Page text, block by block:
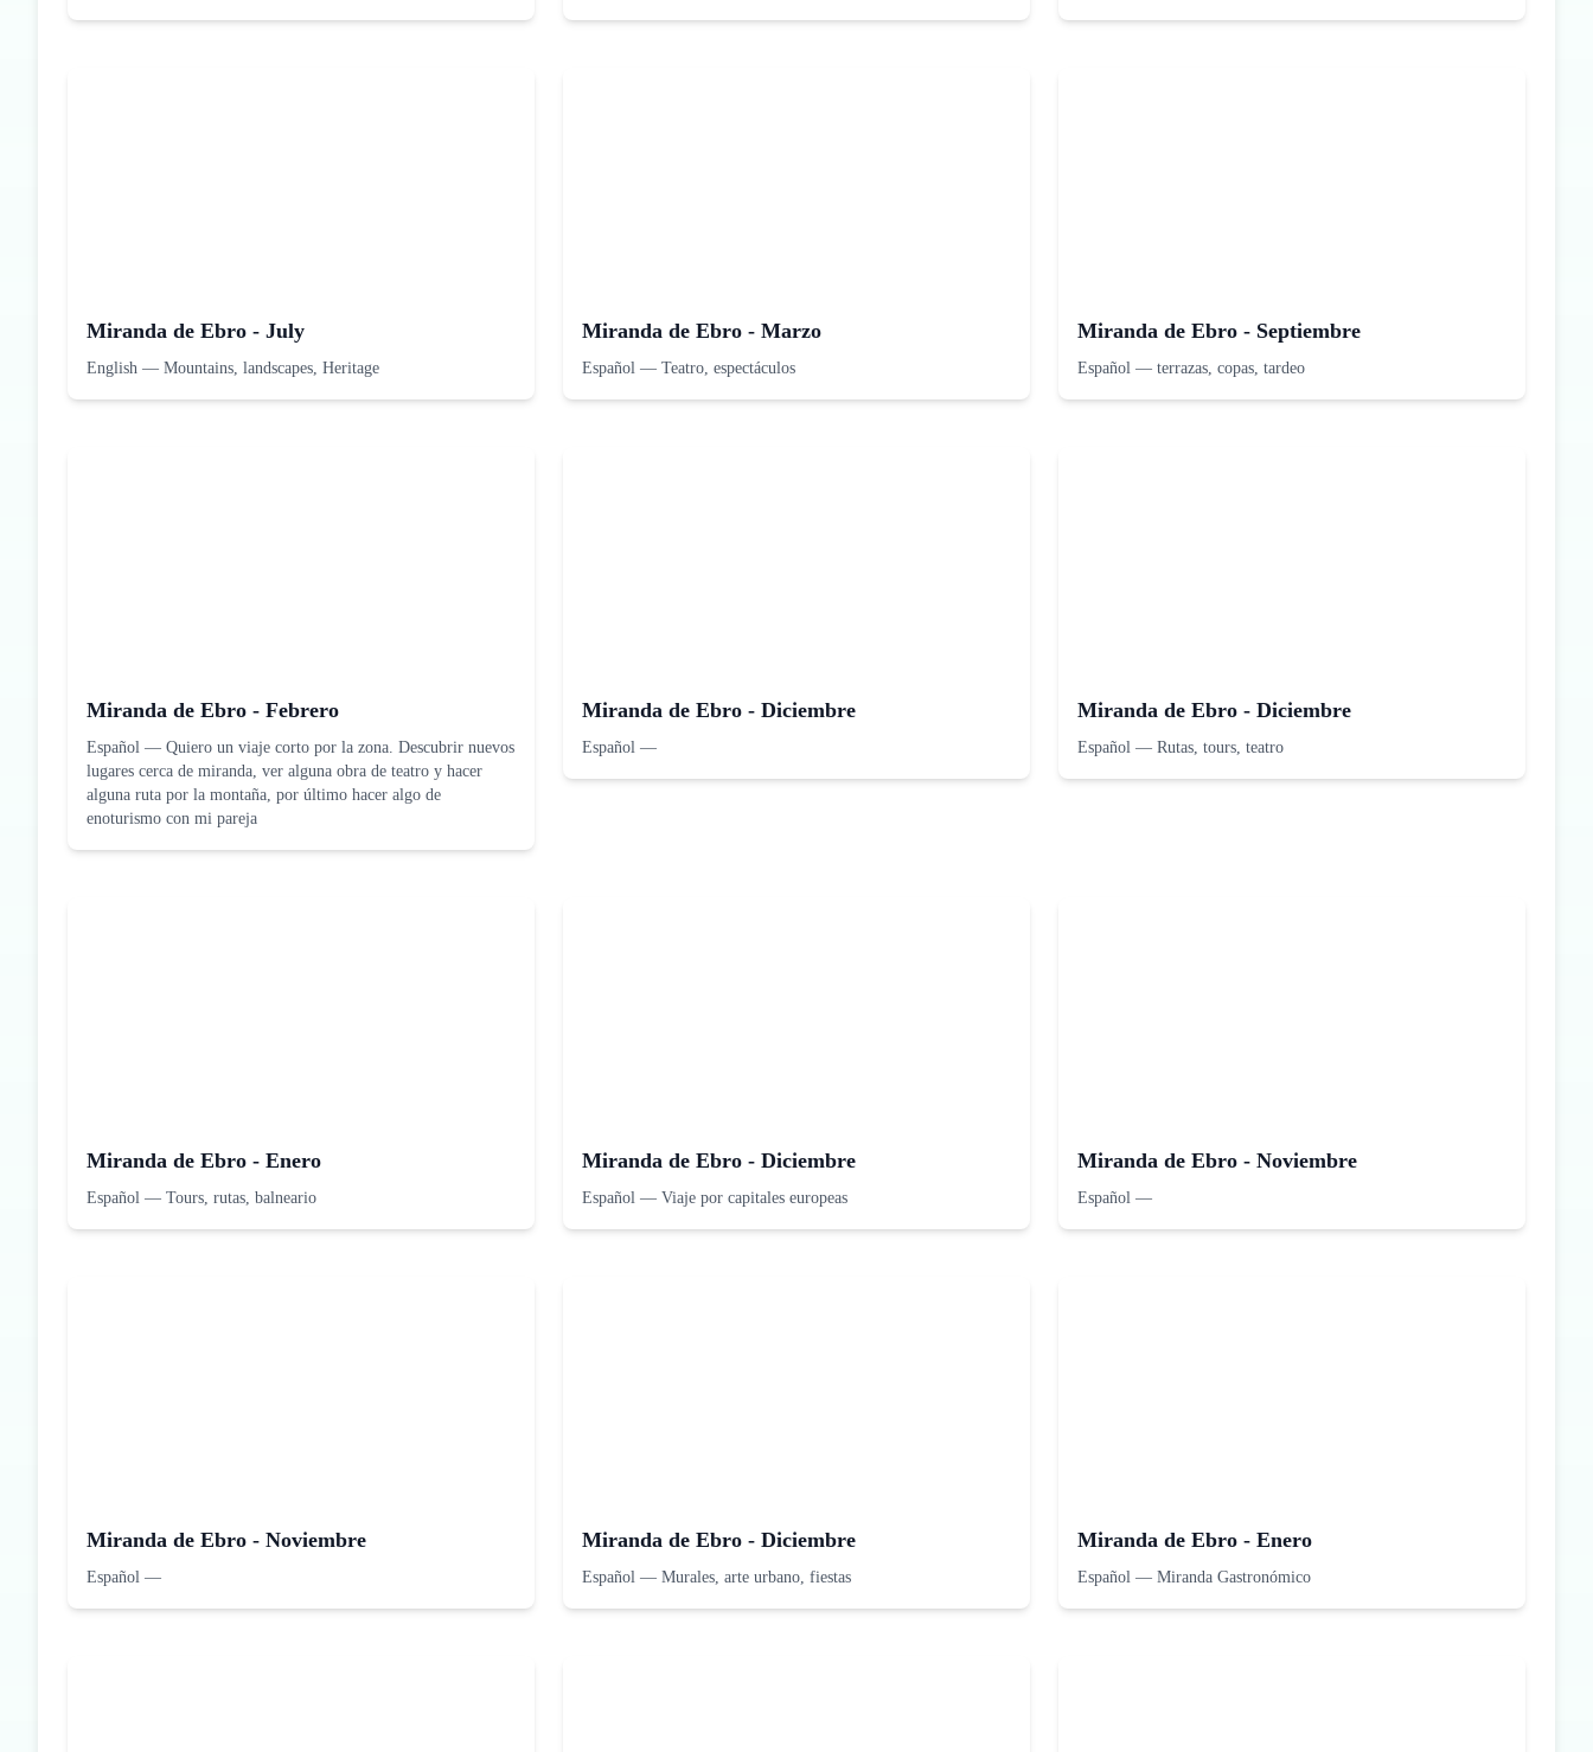
Miranda de Ebro - July
English — Mountains, landscapes, Heritage
Miranda de Ebro - Marzo
Español — Teatro, espectáculos
Miranda de Ebro - Septiembre
Español — terrazas, copas, tardeo
Miranda de Ebro - Febrero
Español — Quiero un viaje corto por la zona. Descubrir nuevos
lugares cerca de miranda, ver alguna obra de teatro y hacer
alguna ruta por la montaña, por último hacer algo de
enoturismo con mi pareja
Miranda de Ebro - Diciembre
Español —
Miranda de Ebro - Diciembre
Español — Rutas, tours, teatro
Miranda de Ebro - Enero
Español — Tours, rutas, balneario
Miranda de Ebro - Diciembre
Español — Viaje por capitales europeas
Miranda de Ebro - Noviembre
Español —
Miranda de Ebro - Noviembre
Español —
Miranda de Ebro - Diciembre
Español — Murales, arte urbano, fiestas
Miranda de Ebro - Enero
Español — Miranda Gastronómico